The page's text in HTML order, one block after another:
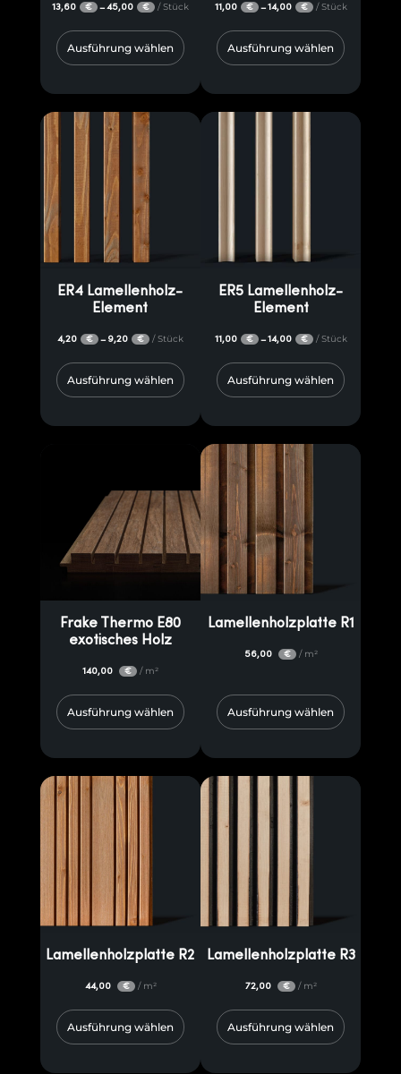
13,60 € –45,00 € / Stück
Ausführung wählen
11,00 € –14,00 € / Stück
Ausführung wählen
ER4 Lamellenholz-
Element
4,20 € – 9,20 € / Stück
Ausführung wählen
ER5 Lamellenholz-
Element
11,00 € –14,00 € / Stück
Ausführung wählen
Frake Thermo E80
exotisches Holz
140,00 € / m²
Ausführung wählen
Lamellenholzplatte R1
56,00 € / m²
Ausführung wählen
Lamellenholzplatte R2
44,00 € / m²
Ausführung wählen
Lamellenholzplatte R3
72,00 € / m²
Ausführung wählen